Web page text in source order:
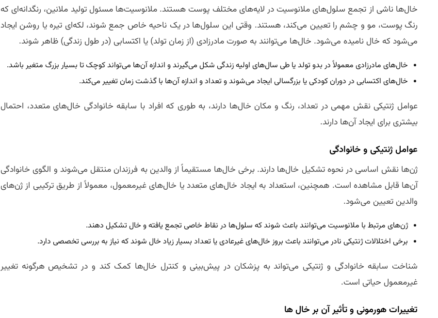
خال‌ها ناشی از تجمع سلول‌های ملانوسیت در لایه‌های مختلف پوست هستند. ملانوسیت‌ها مسئول تولید ملانین، رنگدانه‌ای که
رنگ پوست، مو و چشم را تعیین می‌کند، هستند. وقتی این سلول‌ها در یک ناحیه خاص جمع شوند، لکه‌ای تیره یا روشن ایجاد
می‌شود که خال نامیده می‌شود. خال‌ها می‌توانند به صورت مادرزادی (از زمان تولد) یا اکتسابی (در طول زندگی) ظاهر شوند.
خال‌های مادرزادی معمولاً در بدو تولد یا طی سال‌های اولیه زندگی شکل می‌گیرند و اندازه آن‌ها می‌تواند کوچک تا بسیار بزرگ متغیر باشد.
خال‌های اکتسابی در دوران کودکی یا بزرگسالی ایجاد می‌شوند و تعداد و اندازه آن‌ها با گذشت زمان تغییر می‌کند.
عوامل ژنتیکی نقش مهمی در تعداد، رنگ و مکان خال‌ها دارند، به طوری که افراد با سابقه خانوادگی خال‌های متعدد، احتمال
بیشتری برای ایجاد آن‌ها دارند.
عوامل ژنتیکی و خانوادگی
ژن‌ها نقش اساسی در نحوه تشکیل خال‌ها دارند. برخی خال‌ها مستقیماً از والدین به فرزندان منتقل می‌شوند و الگوی خانوادگی
آن‌ها قابل مشاهده است. همچنین، استعداد به ایجاد خال‌های متعدد یا خال‌های غیرمعمول، معمولاً از طریق ترکیبی از ژن‌های
والدین تعیین می‌شود.
ژن‌های مرتبط با ملانوسیت می‌توانند باعث شوند که سلول‌ها در نقاط خاصی تجمع یافته و خال تشکیل دهند.
برخی اختلالات ژنتیکی نادر می‌توانند باعث بروز خال‌های غیرعادی یا تعداد بسیار زیاد خال شوند که نیاز به بررسی تخصصی دارد.
شناخت سابقه خانوادگی و ژنتیکی می‌تواند به پزشکان در پیش‌بینی و کنترل خال‌ها کمک کند و در تشخیص هرگونه تغییر
غیرمعمول حیاتی است.
تغییرات هورمونی و تأثیر آن بر خال‌ ها